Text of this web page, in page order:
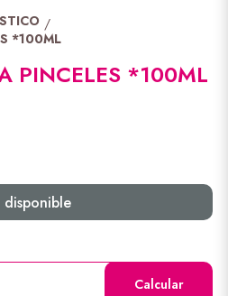
/
*100ML
PINCELES *100ML
disponible
Calcular